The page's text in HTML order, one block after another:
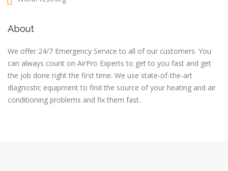
About
We offer 24/7 Emergency Service to all of our customers. You
can always count on AirPro Experts to get to you fast and get
the job done right the first time. We use state-of-the-art
diagnostic equipment to find the source of your heating and air
conditioning problems and fix them fast.